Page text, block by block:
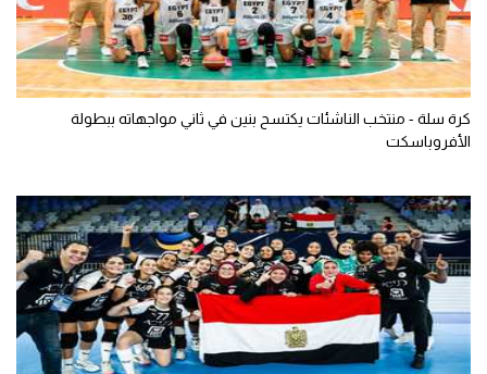
كرة سلة - منتخب الناشئات يكتسح بنين في ثاني مواجهاته ببطولة
الأفروباسكت